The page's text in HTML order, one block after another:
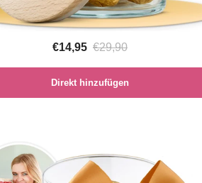
€14,95 €29,90
Direkt hinzufügen